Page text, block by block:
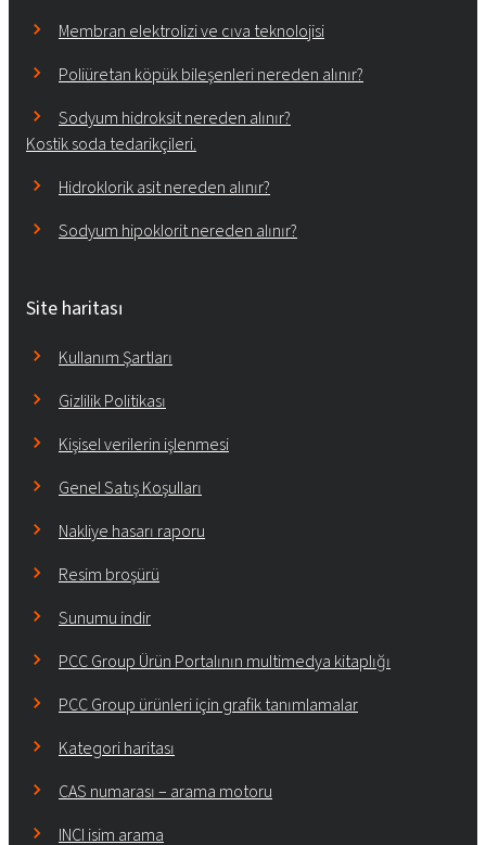
Membran elektrolizi ve cıva teknolojisi
Poliüretan köpük bileşenleri nereden alınır?
Sodyum hidroksit nereden alınır?
Kostik soda tedarikçileri.
Hidroklorik asit nereden alınır?
Sodyum hipoklorit nereden alınır?
Site haritası
Kullanım Şartları
Gizlilik Politikası
Kişisel verilerin işlenmesi
Genel Satış Koşulları
Nakliye hasarı raporu
Resim broşürü
Sunumu indir
PCC Group Ürün Portalının multimedya kitaplığı
PCC Group ürünleri için grafik tanımlamalar
Kategori haritası
CAS numarası – arama motoru
INCI isim arama